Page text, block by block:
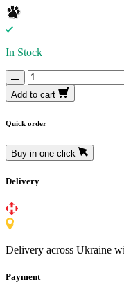
In Stock
Add to cart
Quick order
Buy in one click
Delivery
Delivery across Ukraine
Payment